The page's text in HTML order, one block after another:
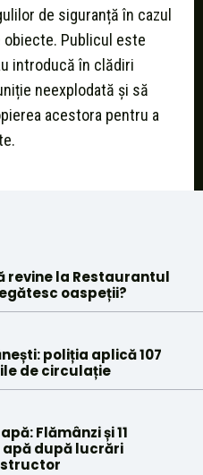
de siguranță în cazul
Publicul este
introducă în clădiri
neexplodată și să
acestora pentru a
revine la Restaurantul
oaspeții?
poliția aplică 107
de circulație
Flămânzi și 11
după lucrări